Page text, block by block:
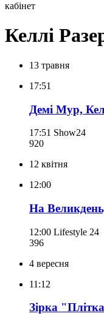
кабінет
Келлі
13 травня
17:51
Демі Мур,
17:51 Show24
920
12 квітня
12:00
На
12:00 Lifestyle 24
396
4 вересня
11:12
Зірка